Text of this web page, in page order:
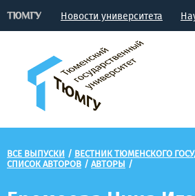
Новости университета
ВСЕ ВЫПУСКИ / ВЕСТНИК ТЮМЕНСКОГО
СПИСОК АВТОРОВ / АВТОРЫ /